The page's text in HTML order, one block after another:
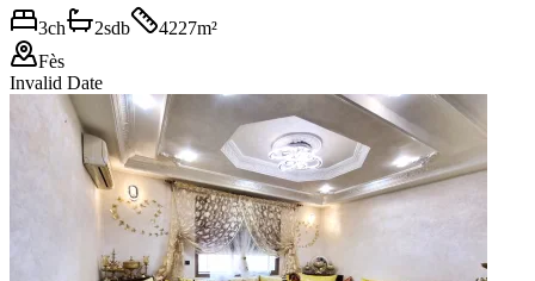
3ch 2sdb 4227m²
Fès
Invalid Date